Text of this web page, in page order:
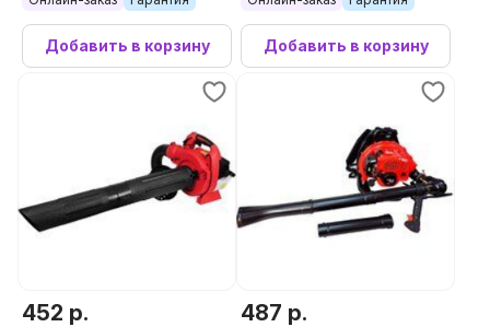
Добавить в корзину Добавить в корзину
452 р. 487 р.